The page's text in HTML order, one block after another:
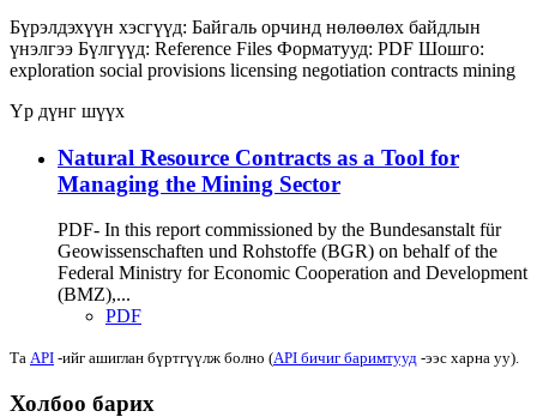
Бүрэлдэхүүн хэсгүүд: Байгаль орчинд нөлөөлөх байдлын
үнэлгээ Бүлгүүд: Reference Files Форматууд: PDF Шошго:
exploration social provisions licensing negotiation contracts mining
Үр дүнг шүүх
Natural Resource Contracts as a Tool for
Managing the Mining Sector
PDF- In this report commissioned by the Bundesanstalt für
Geowissenschaften und Rohstoffe (BGR) on behalf of the
Federal Ministry for Economic Cooperation and Development
(BMZ),...
PDF
Та API -ийг ашиглан бүртгүүлж болно (API бичиг баримтууд -ээс харна уу).
Холбоо барих